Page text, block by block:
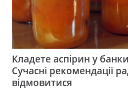
Кладете аспірин у
Сучасні рекомендації
відмовитися